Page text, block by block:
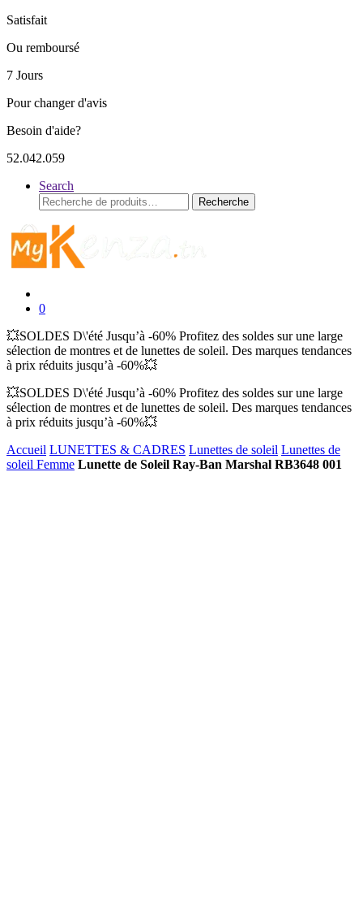
Satisfait
Ou remboursé
7 Jours
Pour changer d'avis
Besoin d'aide?
52.042.059
Search
Recherche
pour :
Recherche
0
💥SOLDES D\'été Jusqu’à -60% Profitez des soldes sur une large
sélection de montres et de lunettes de soleil. Des marques tendances
à prix réduits jusqu’à -60%💥
💥SOLDES D\'été Jusqu’à -60% Profitez des soldes sur une large
sélection de montres et de lunettes de soleil. Des marques tendances
à prix réduits jusqu’à -60%💥
Accueil LUNETTES & CADRES Lunettes de soleil Lunettes de
soleil Femme Lunette de Soleil Ray-Ban Marshal RB3648 001